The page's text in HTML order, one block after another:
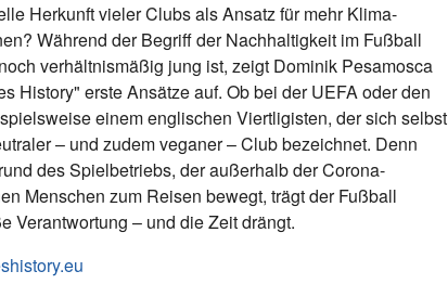
Herkunft vieler Clubs als Ansatz für mehr Klima-
Während der Begriff der Nachhaltigkeit im Fußball
verhältnismäßig jung ist, zeigt Dominik Pesamosca
History" erste Ansätze auf. Ob bei der UEFA oder den
einem englischen Viertligisten, der sich selbst
– und zudem veganer – Club bezeichnet. Denn
des Spielbetriebs, der außerhalb der Corona-
Menschen zum Reisen bewegt, trägt der Fußball
Verantwortung – und die Zeit drängt.